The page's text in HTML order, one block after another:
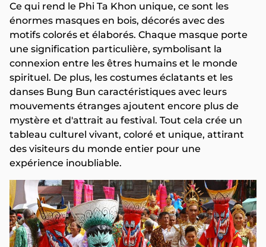
Ce qui rend le Phi Ta Khon unique, ce sont les
énormes masques en bois, décorés avec des
motifs colorés et élaborés. Chaque masque porte
une signification particulière, symbolisant la
connexion entre les êtres humains et le monde
spirituel. De plus, les costumes éclatants et les
danses Bung Bun caractéristiques avec leurs
mouvements étranges ajoutent encore plus de
mystère et d'attrait au festival. Tout cela crée un
tableau culturel vivant, coloré et unique, attirant
des visiteurs du monde entier pour une
expérience inoubliable.